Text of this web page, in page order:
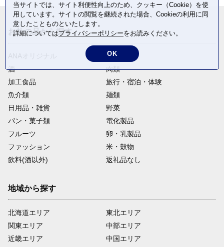
お礼の品から探す
定期便
酒
肉類
加工食品
旅行・宿泊・体験
魚介類
麺類
日用品・雑貨
野菜
パン・菓子類
電化製品
フルーツ
卵・乳製品
ファッション
米・穀物
飲料(酒以外)
返礼品なし
地域から探す
北海道エリア
関東エリア
近畿エリア
東北エリア
中部エリア
中国エリア
当サイトでは、サイト利便性向上のため、クッキー（Cookie）を使
用しています。サイトの閲覧を継続された場合、Cookieの利用に同
意したことものといたします。
詳細についてはプライバシーポリシーをお読みください。
OK